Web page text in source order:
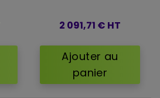
2 091,71 € HT
Ajouter au
panier